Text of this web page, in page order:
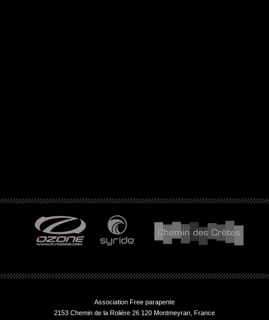
Association Free parapente
2153 Chemin de la Roliére 26 120 Montmeyran, France